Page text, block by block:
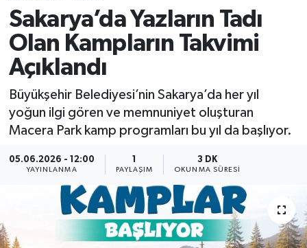
Sakarya’da Yazların Tadı
Olan Kampların Takvimi
Açıklandı
Büyükşehir Belediyesi’nin Sakarya’da her yıl
yoğun ilgi gören ve memnuniyet oluşturan
Macera Park kamp programları bu yıl da başlıyor.
05.06.2026 - 12:00
YAYINLANMA PAYLAŞIM
3 DK
OKUNMA SÜRESI